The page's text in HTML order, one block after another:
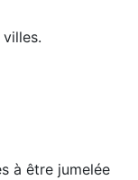
à être jumelée